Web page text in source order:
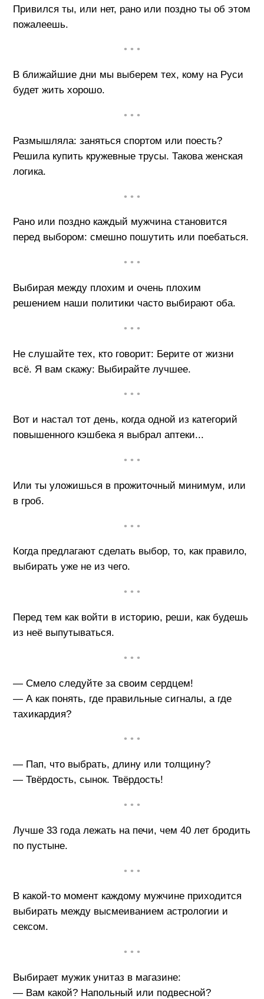
Привился ты, или нет, рано или поздно ты об этом
пожалеешь.
• • •
В ближайшие дни мы выберем тех, кому на Руси
будет жить хорошо.
• • •
Размышляла: заняться спортом или поесть?
Решила купить кружевные трусы. Такова женская
логика.
• • •
Рано или поздно каждый мужчина становится
перед выбором: смешно пошутить или поебаться.
• • •
Выбирая между плохим и очень плохим
решением наши политики часто выбирают оба.
• • •
Не слушайте тех, кто говорит: Берите от жизни
всё. Я вам скажу: Выбирайте лучшее.
• • •
Вот и настал тот день, когда одной из категорий
повышенного кэшбека я выбрал аптеки...
• • •
Или ты уложишься в прожиточный минимум, или
в гроб.
• • •
Когда предлагают сделать выбор, то, как правило,
выбирать уже не из чего.
• • •
Перед тем как войти в историю, реши, как будешь
из неё выпутываться.
• • •
— Смело следуйте за своим сердцем!
— А как понять, где правильные сигналы, а где
тахикардия?
• • •
— Пап, что выбрать, длину или толщину?
— Твёрдость, сынок. Твёрдость!
• • •
Лучше 33 года лежать на печи, чем 40 лет бродить
по пустыне.
• • •
В какой-то момент каждому мужчине приходится
выбирать между высмеиванием астрологии и
сексом.
• • •
Выбирает мужик унитаз в магазине:
— Вам какой? Напольный или подвесной?